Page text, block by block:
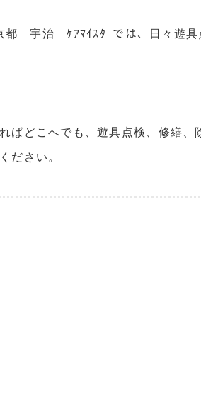
都 宇治 ｹｱﾏｲｽﾀｰでは、日々遊具
ばどこへでも、遊具点検、修繕、
ださい。